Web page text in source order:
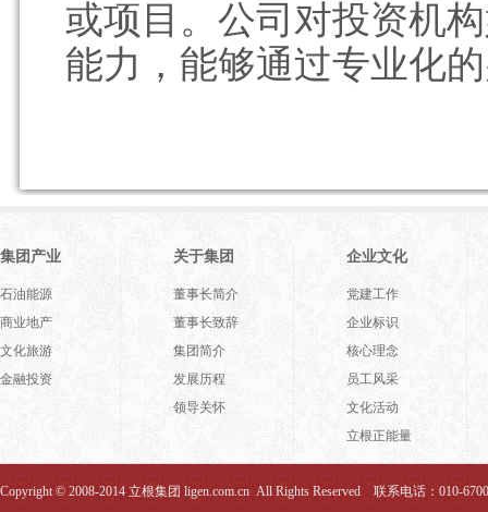
或项目。公司对投资机
能力，能够通过专业化
集团产业
石油能源
商业地产
文化旅游
金融投资
关于集团
董事长简介
董事长致辞
集团简介
发展历程
领导关怀
企业文化
党建工作
企业标识
核心理念
员工风采
文化活动
立根正能量
Copyright © 2008-2014 立根集团 ligen.com.cn All Rights Reserved 联系电话：010-